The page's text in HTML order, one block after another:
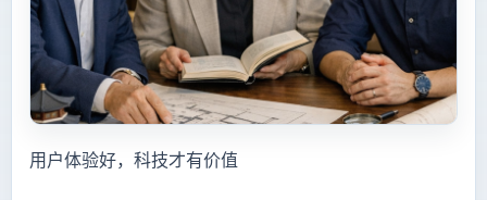
用户体验好，科技才有价值